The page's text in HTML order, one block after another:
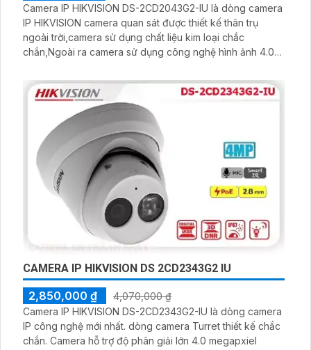
Camera IP HIKVISION DS-2CD2043G2-IU là dòng camera
IP HIKVISION camera quan sát được thiết kế thân trụ
ngoài trời,camera sử dụng chất liệu kim loại chắc
chắn,Ngoài ra camera sử dụng công nghệ hình ảnh 4.0
camera phù thích hợp cho các công dự án nhỏ,văn
phòng,kho xưởng,công ty,. .
CAMERA IP HIKVISION DS 2CD2343G2 IU
2,850,000 ₫
4,070,000 ₫
Camera IP HIKVISION DS-2CD2343G2-IU là dòng camera
IP công nghệ mới nhất. dòng camera Turret thiết kế chắc
chắn. Camera hỗ trợ độ phân giải lớn 4.0 megapxiel